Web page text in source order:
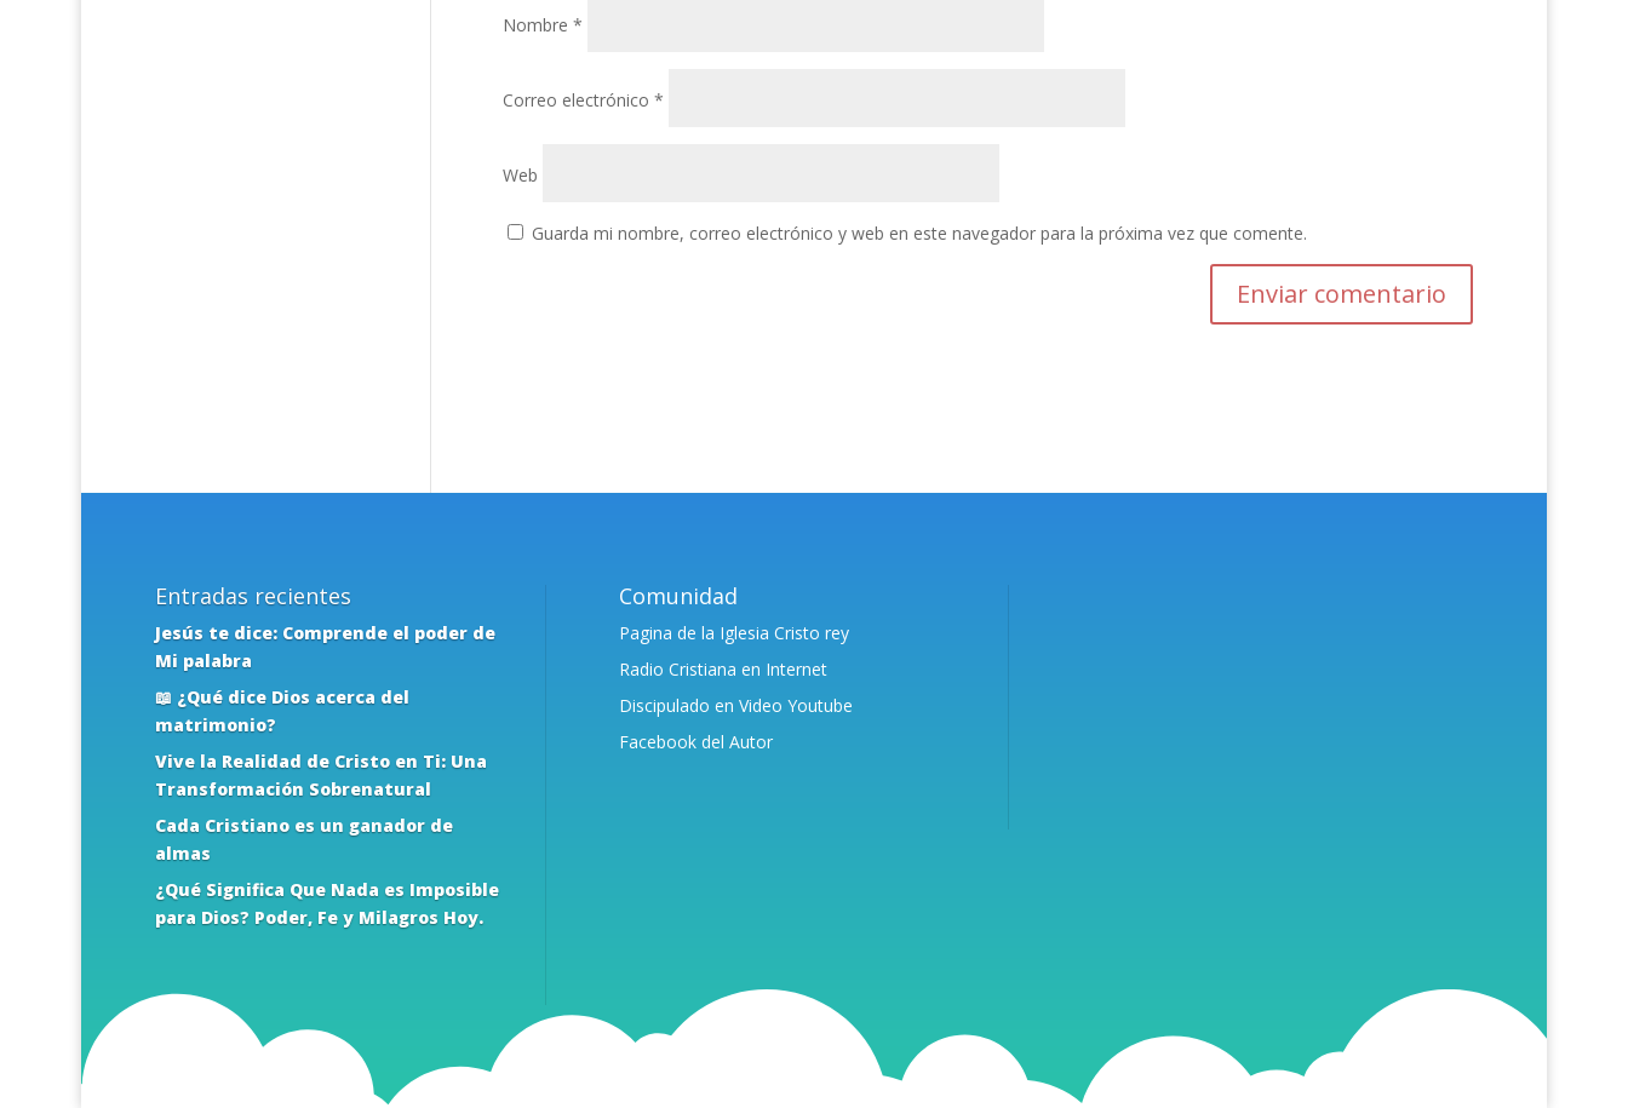
Nombre *
Correo electrónico *
Web
Guarda mi nombre, correo electrónico y web en este navegador para la próxima vez que comente.
Entradas recientes
Jesús te dice: Comprende el poder de
Mi palabra
📖 ¿Qué dice Dios acerca del
matrimonio?
Vive la Realidad de Cristo en Ti: Una
Transformación Sobrenatural
Cada Cristiano es un ganador de
almas
¿Qué Significa Que Nada es Imposible
para Dios? Poder, Fe y Milagros Hoy.
Comunidad
Pagina de la Iglesia Cristo rey
Radio Cristiana en Internet
Discipulado en Video Youtube
Facebook del Autor